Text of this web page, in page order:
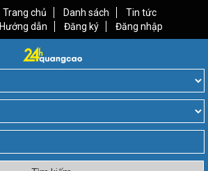
Trang chủ Danh sách
Tin tức
Hướng dẫn Đăng ký Đăng nhập